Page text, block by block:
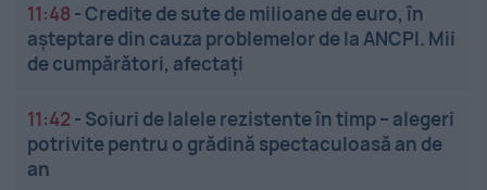
11:48 -Credite de sute de milioane de euro, în
așteptare din cauza problemelor de la ANCPI. Mii
de cumpărători, afectați
11:42 - Soiuri de lalele rezistente în timp – alegeri
potrivite pentru o grădină spectaculoasă an de
an